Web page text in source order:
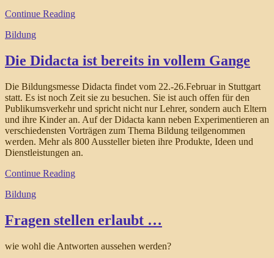
Continue Reading
Bildung
Die Didacta ist bereits in vollem Gange
Die Bildungsmesse Didacta findet vom 22.-26.Februar in Stuttgart
statt. Es ist noch Zeit sie zu besuchen. Sie ist auch offen für den
Publikumsverkehr und spricht nicht nur Lehrer, sondern auch Eltern
und ihre Kinder an. Auf der Didacta kann neben Experimentieren an
verschiedensten Vorträgen zum Thema Bildung teilgenommen
werden. Mehr als 800 Aussteller bieten ihre Produkte, Ideen und
Dienstleistungen an.
Continue Reading
Bildung
Fragen stellen erlaubt …
wie wohl die Antworten aussehen werden?